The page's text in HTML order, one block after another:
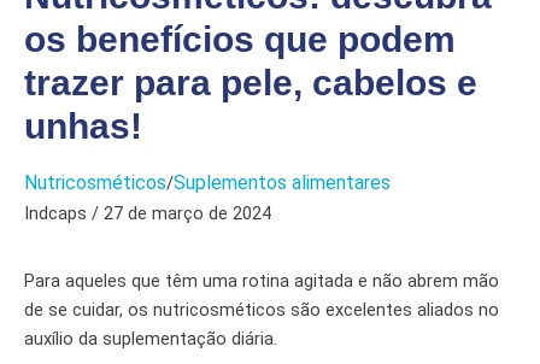
os benefícios que podem
trazer para pele, cabelos e
unhas!
Nutricosméticos/Suplementos alimentares
Indcaps / 27 de março de 2024
Para aqueles que têm uma rotina agitada e não abrem mão
de se cuidar, os nutricosméticos são excelentes aliados no
auxílio da suplementação diária.